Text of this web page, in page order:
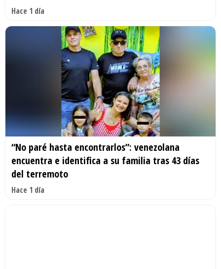
Hace 1 día
“No paré hasta encontrarlos”: venezolana
encuentra e identifica a su familia tras 43 días
del terremoto
Hace 1 día